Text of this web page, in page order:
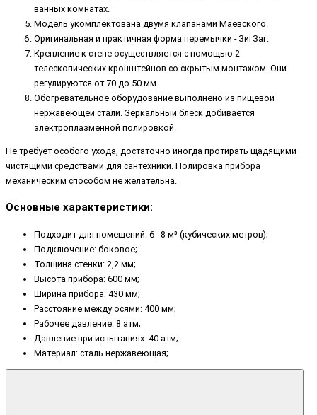
ванных комнатах.
Модель укомплектована двумя клапанами Маевского.
Оригинальная и практичная форма перемычки - ЗигЗаг.
Крепление к стене осуществляется с помощью 2
телескопических кронштейнов со скрытым монтажом. Они
регулируются от 70 до 50 мм.
Обогревательное оборудование выполнено из пищевой
нержавеющей стали. Зеркальный блеск добивается
электроплазменной полировкой.
Не требует особого ухода, достаточно иногда протирать щадящими
чистящими средствами для сантехники. Полировка прибора
механическим способом не желательна.
Основные характеристики:
Подходит для помещений: 6 - 8 м³ (кубических метров);
Подключение: боковое;
Толщина стенки: 2,2 мм;
Высота прибора: 600 мм;
Ширина прибора: 430 мм;
Расстояние между осями: 400 мм;
Рабочее давление: 8 атм;
Давление при испытаниях: 40 атм;
Материал: сталь нержавеющая;